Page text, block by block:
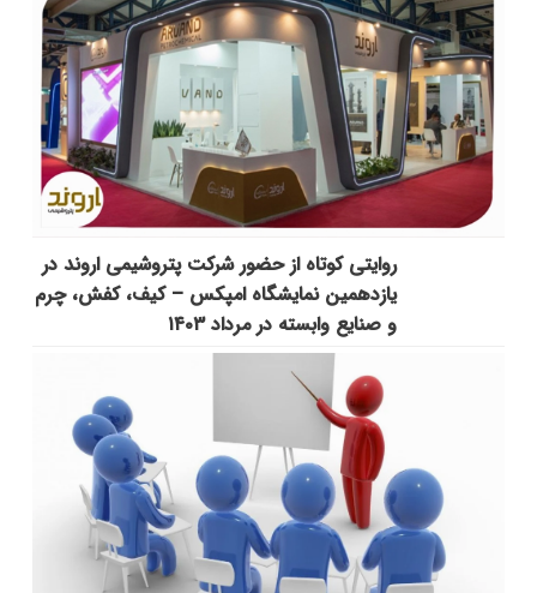
روایتی کوتاه از حضور شرکت پتروشیمی اروند در
یازدهمین نمایشگاه امپکس‌ – کیف، کفش، چرم
و صنایع وابسته در مرداد ۱۴۰۳